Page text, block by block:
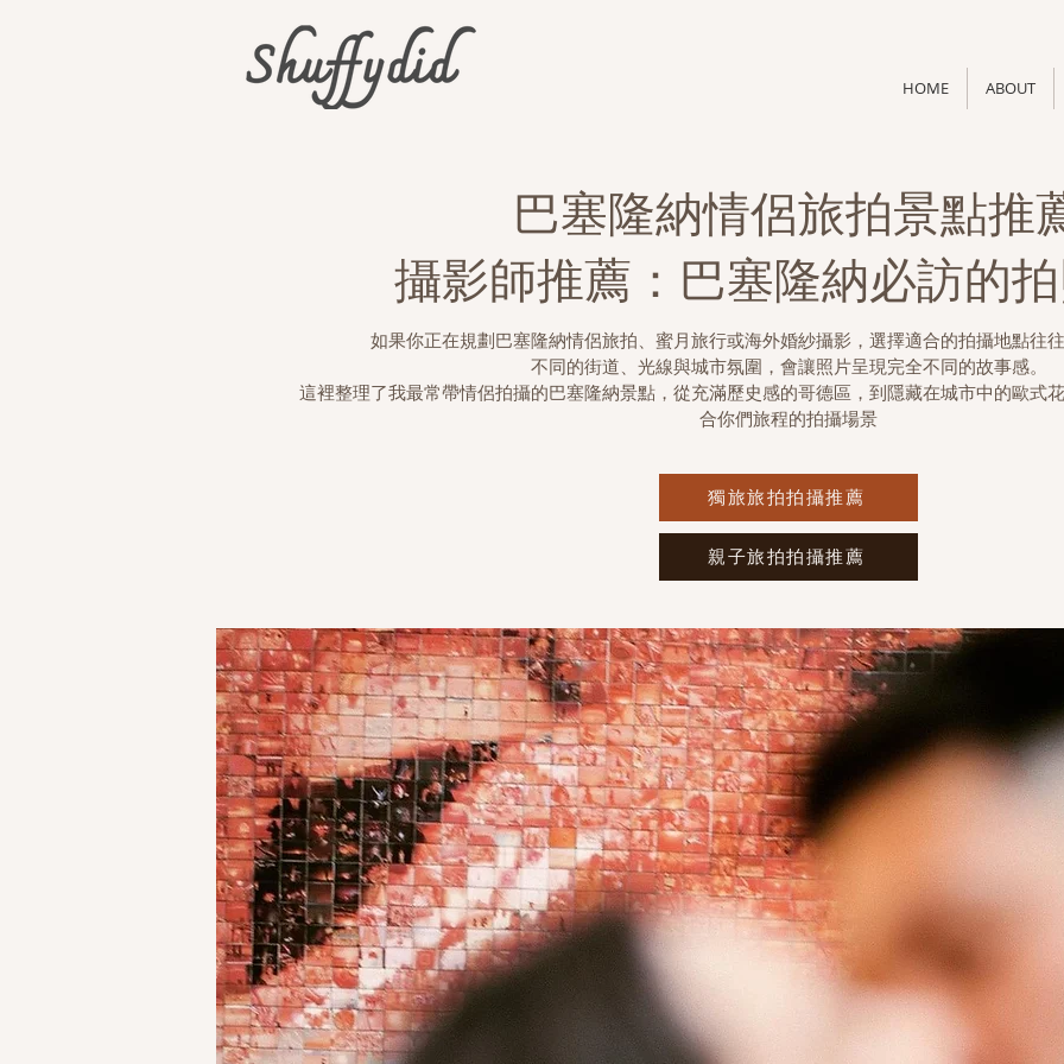
HOME ABOUT
巴塞隆納情侶旅拍景點推
攝影師推薦：巴塞隆納必訪的
如果你正在規劃巴塞隆納情侶旅拍、蜜月旅行或海外婚紗攝影，選擇適合的拍攝地點往
不同的街道、光線與城市氛圍，會讓照片呈現完全不同的故事感。
這裡整理了我最常帶情侶拍攝的巴塞隆納景點，從充滿歷史感的哥德區，到隱藏在城市中的歐式
合你們旅程的拍攝場景
獨旅旅拍拍攝推薦
親子旅拍拍攝推薦